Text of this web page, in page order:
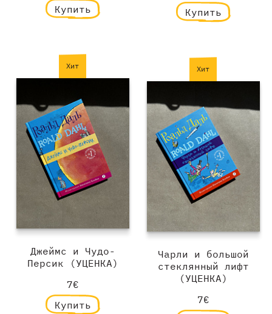
Купить
Купить
Хит
Джеймс и Чудо-
Персик (УЦЕНКА)
7€
Купить
Хит
Чарли и большой
стеклянный лифт
(УЦЕНКА)
7€